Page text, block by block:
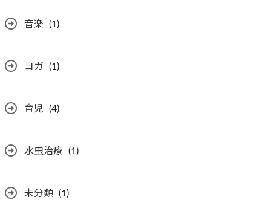
音楽 (1)
ヨガ (1)
育児 (4)
水虫治療 (1)
未分類 (1)